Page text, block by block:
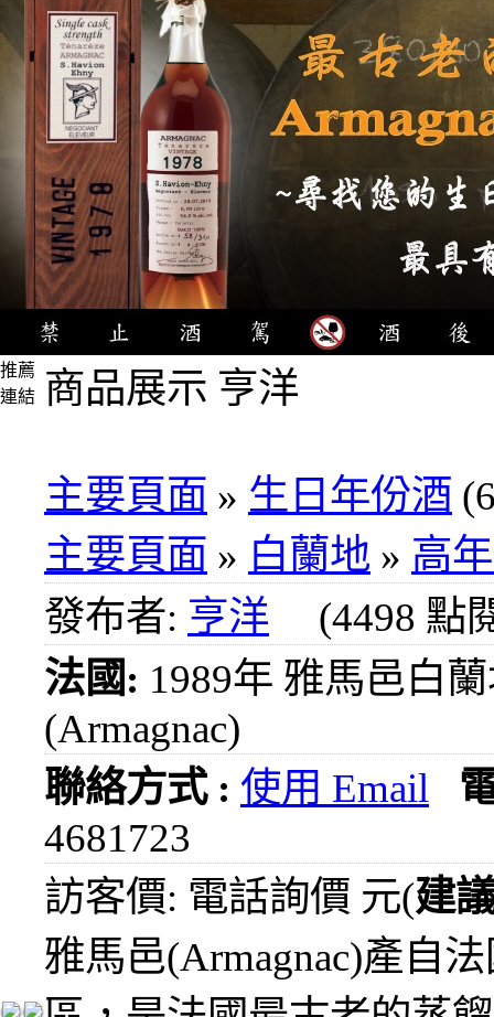
推薦
連結 商品展示 亨洋
主要頁面 » 生日年份酒
主要頁面 » 白蘭地 » 高
發布者: 亨洋 (4498 點
法國: 1989年 雅馬邑白
(Armagnac)
聯絡方式 : 使用 Email
4681723
訪客價: 電話詢價 元(建
雅馬邑(Armagnac)產自